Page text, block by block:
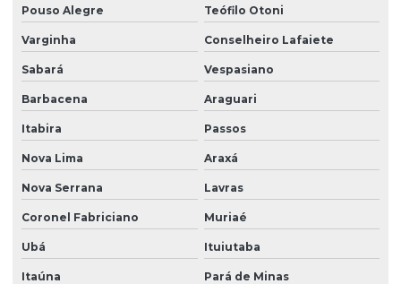
Modelagem matemática ambiental
Monitoramento ambiental água
Monitoramento ambiental análise
Monitoramento ambiental do solo
Monitoramento ambiental com drones
Monitoramento ambiental de empresas
Monitoramento ambiental de obras
Monitoramento e remediação ambiental
Pouso Alegre Teófilo Otoni
Varginha Conselheiro Lafaiete
Sabará Vespasiano
Barbacena Araguari
Itabira Passos
Nova Lima Araxá
Nova Serrana Lavras
Coronel Fabriciano Muriaé
Ubá Ituiutaba
Itaúna Pará de Minas